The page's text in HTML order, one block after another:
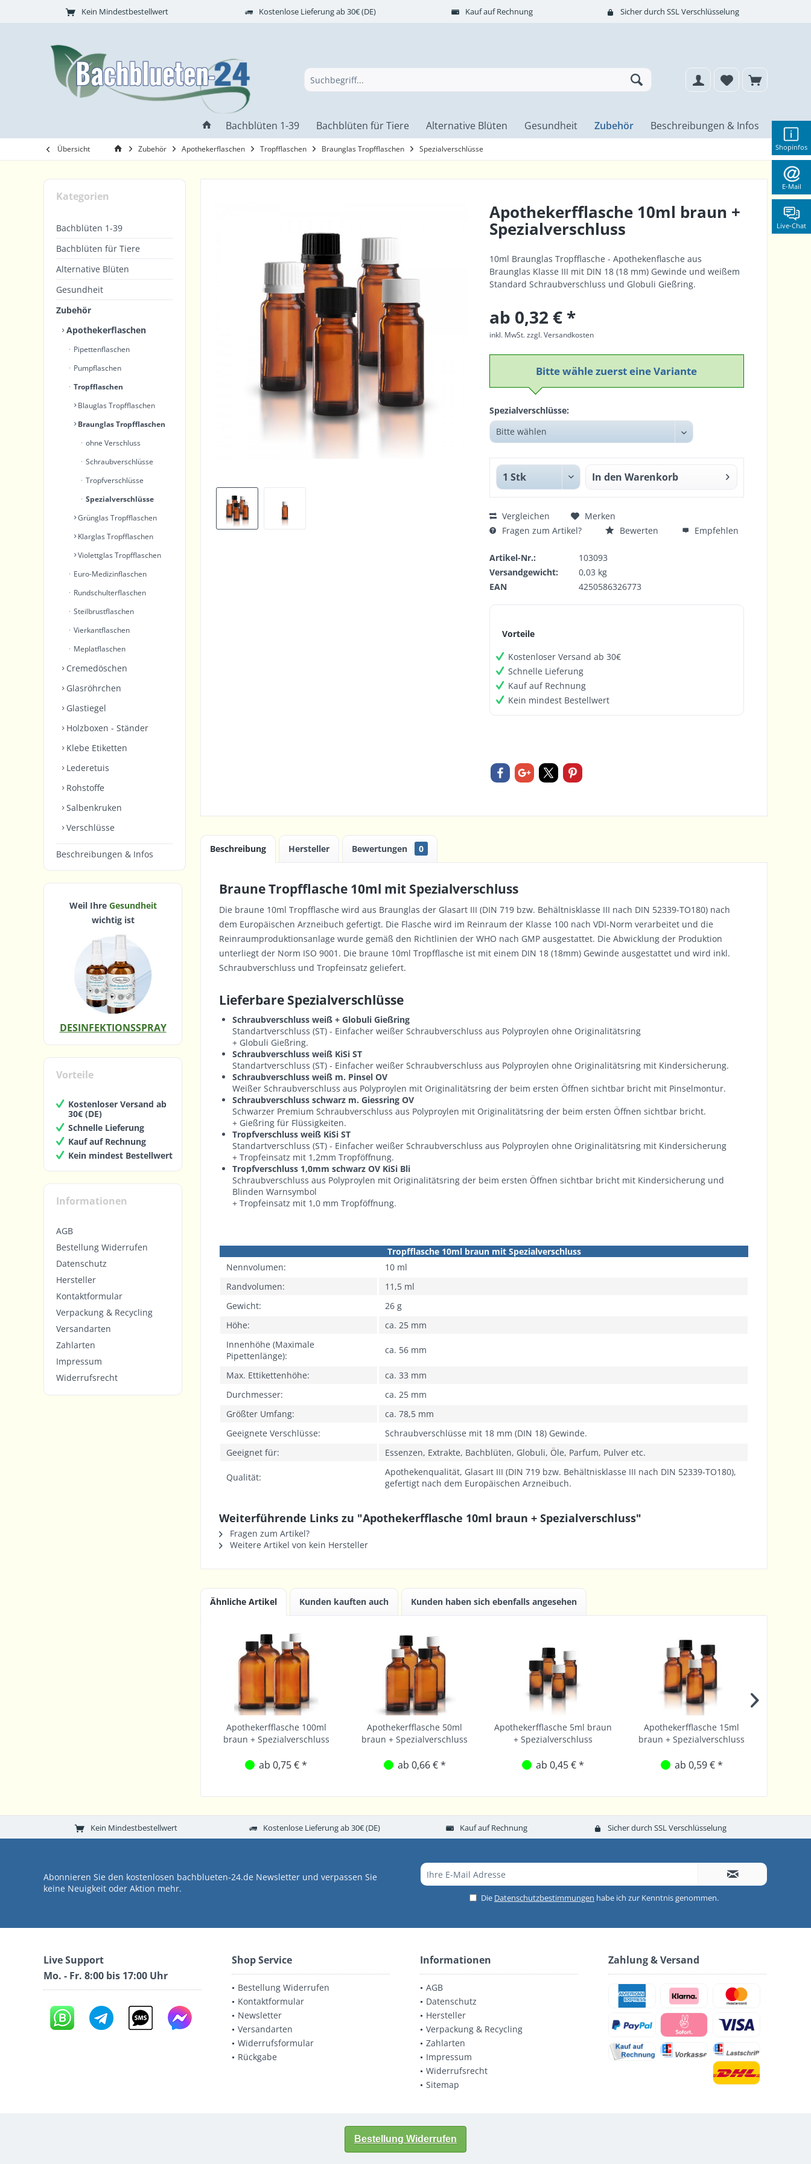
Shopinfos
E-Mail
Live-Chat
Kein Mindestbestellwert Kostenlose Lieferung ab 30€ (DE) Kauf auf Rechnung Sicher durch SSL Verschlüsselung
Bachblüten 1-39 Bachblüten für Tiere Alternative Blüten Gesundheit Zubehör Beschreibungen & Infos
Übersicht Zubehör Apothekerflaschen Tropfflaschen Braunglas Tropfflaschen Spezialverschlüsse
Kategorien
Bachblüten 1-39
Bachblüten für Tiere
Alternative Blüten
Gesundheit
Zubehör
Apothekerflaschen
Pipettenflaschen
Pumpflaschen
Tropfflaschen
Blauglas Tropfflaschen
Braunglas Tropfflaschen
ohne Verschluss
Schraubverschlüsse
Tropfverschlüsse
Spezialverschlüsse
Grünglas Tropfflaschen
Klarglas Tropfflaschen
Violettglas Tropfflaschen
Euro-Medizinflaschen
Rundschulterflaschen
Steilbrustflaschen
Vierkantflaschen
Meplatflaschen
Cremedöschen
Glasröhrchen
Glastiegel
Holzboxen - Ständer
Klebe Etiketten
Lederetuis
Rohstoffe
Salbenkruken
Verschlüsse
Beschreibungen & Infos
Weil Ihre Gesundheit
wichtig ist
DESINFEKTIONSSPRAY
Vorteile
Kostenloser Versand ab
30€ (DE)
Schnelle Lieferung
Kauf auf Rechnung
Kein mindest Bestellwert
Informationen
AGB
Bestellung Widerrufen
Datenschutz
Hersteller
Kontaktformular
Verpackung & Recycling
Versandarten
Zahlarten
Impressum
Widerrufsrecht
Apothekerfflasche 10ml braun +
Spezialverschluss
10ml Braunglas Tropfflasche - Apothekenflasche aus
Braunglas Klasse III mit DIN 18 (18 mm) Gewinde und weißem
Standard Schraubverschluss und Globuli Gießring.
ab 0,32 € *
inkl. MwSt.zzgl. Versandkosten
Bitte wähle zuerst eine Variante
Spezialverschlüsse:
In den Warenkorb
Vergleichen
Merken
Fragen zum Artikel?
Bewerten Empfehlen
Artikel-Nr.:
103093
Versandgewicht:
0,03 kg
EAN
4250586326773
Vorteile
Kostenloser Versand ab 30€
Schnelle Lieferung
Kauf auf Rechnung
Kein mindest Bestellwert
Beschreibung Hersteller Bewertungen 0
Braune Tropfflasche 10ml mit Spezialverschluss
Die braune 10ml Tropfflasche wird aus Braunglas der Glasart III (DIN 719 bzw. Behältnisklasse III nach DIN 52339-TO180) nach
dem Europäischen Arzneibuch gefertigt. Die Flasche wird im Reinraum der Klasse 100 nach VDI-Norm verarbeitet und die
Reinraumproduktionsanlage wurde gemäß den Richtlinien der WHO nach GMP ausgestattet. Die Abwicklung der Produktion
unterliegt der Norm ISO 9001. Die braune 10ml Tropfflasche ist mit einem DIN 18 (18mm) Gewinde ausgestattet und wird inkl.
Schraubverschluss und Tropfeinsatz geliefert.
Lieferbare Spezialverschlüsse
Schraubverschluss weiß + Globuli Gießring
Standartverschluss (ST) - Einfacher weißer Schraubverschluss aus Polyproylen ohne Originalitätsring
+ Globuli Gießring.
Schraubverschluss weiß KiSi ST
Standartverschluss (ST) - Einfacher weißer Schraubverschluss aus Polyproylen ohne Originalitätsring mit Kindersicherung.
Schraubverschluss weiß m. Pinsel OV
Weißer Schraubverschluss aus Polyproylen mit Originalitätsring der beim ersten Öffnen sichtbar bricht mit Pinselmontur.
Schraubverschluss schwarz m. Giessring OV
Schwarzer Premium Schraubverschluss aus Polyproylen mit Originalitätsring der beim ersten Öffnen sichtbar bricht.
+ Gießring für Flüssigkeiten.
Tropfverschluss weiß KiSi ST
Standartverschluss (ST) - Einfacher weißer Schraubverschluss aus Polyproylen ohne Originalitätsring mit Kindersicherung
+ Tropfeinsatz mit 1,2mm Tropföffnung.
Tropfverschluss 1,0mm schwarz OV KiSi Bli
Schraubverschluss aus Polyproylen mit Originalitätsring der beim ersten Öffnen sichtbar bricht mit Kindersicherung und
Blinden Warnsymbol
+ Tropfeinsatz mit 1,0 mm Tropföffnung.
Tropfflasche 10ml braun mit Spezialverschluss
Nennvolumen:
10 ml
Randvolumen:
11,5 ml
Gewicht:
26 g
Höhe:
ca. 25 mm
Innenhöhe (Maximale
Pipettenlänge):
ca. 56 mm
Max. Ettikettenhöhe:
ca. 33 mm
Durchmesser:
ca. 25 mm
Größter Umfang:
ca. 78,5 mm
Geeignete Verschlüsse:
Schraubverschlüsse mit 18 mm (DIN 18) Gewinde.
Geeignet für:
Essenzen, Extrakte, Bachblüten, Globuli, Öle, Parfum, Pulver etc.
Qualität:
Apothekenqualität, Glasart III (DIN 719 bzw. Behältnisklasse III nach DIN 52339-TO180),
gefertigt nach dem Europäischen Arzneibuch.
Weiterführende Links zu "Apothekerfflasche 10ml braun + Spezialverschluss"
Fragen zum Artikel?
Weitere Artikel von kein Hersteller
Ähnliche Artikel Kunden kauften auch Kunden haben sich ebenfalls angesehen
Apothekerfflasche 100ml
braun + Spezialverschluss
ab 0,75 € *
Apothekerfflasche 50ml
braun + Spezialverschluss
ab 0,66 € *
Apothekerfflasche 5ml braun
+ Spezialverschluss
ab 0,45 € *
Apothekerfflasche 15ml
braun + Spezialverschluss
ab 0,59 € *
Kein Mindestbestellwert Kostenlose Lieferung ab 30€ (DE) Kauf auf Rechnung Sicher durch SSL Verschlüsselung
Abonnieren Sie den kostenlosen bachblueten-24.de Newsletter und verpassen Sie
keine Neuigkeit oder Aktion mehr.
Die Datenschutzbestimmungen habe ich zur Kenntnis genommen.
Live Support
Mo. - Fr. 8:00 bis 17:00 Uhr
Shop Service
Bestellung Widerrufen
Kontaktformular
Newsletter
Versandarten
Widerrufsformular
Rückgabe
Informationen
AGB
Datenschutz
Hersteller
Verpackung & Recycling
Zahlarten
Impressum
Widerrufsrecht
Sitemap
Zahlung & Versand
Bestellung Widerrufen